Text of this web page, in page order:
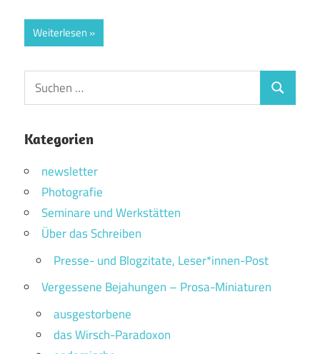
Weiterlesen
Suchen
nach:
Suchen
Kategorien
newsletter
Photografie
Seminare und Werkstätten
Über das Schreiben
Presse- und Blogzitate, Leser*innen-Post
Vergessene Bejahungen – Prosa-Miniaturen
ausgestorbene
das Wirsch-Paradoxon